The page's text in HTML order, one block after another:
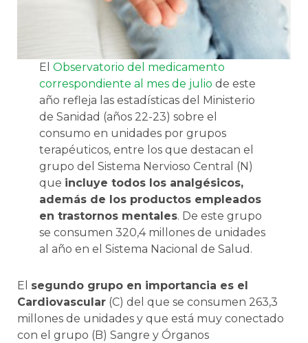
El Observatorio del medicamento
correspondiente al mes de julio de este
año refleja las estadísticas del Ministerio
de Sanidad (años 22-23) sobre el
consumo en unidades por grupos
terapéuticos, entre los que destacan el
grupo del Sistema Nervioso Central (N)
que incluye todos los analgésicos,
además de los productos empleados
en trastornos mentales. De este grupo
se consumen 320,4 millones de unidades
al año en el Sistema Nacional de Salud.
El segundo grupo en importancia es el
Cardiovascular (C) del que se consumen 263,3
millones de unidades y que está muy conectado
con el grupo (B) Sangre y Órganos